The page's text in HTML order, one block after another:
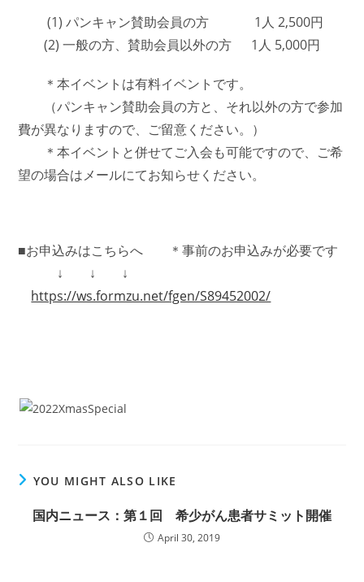
(1)パンキャン賛助会員の方 1人 2,500円
(2)一般の方、賛助会員以外の方 1人 5,000円
＊本イベントは有料イベントです。
（パンキャン賛助会員の方と、それ以外の方で参加
費が異なりますので、ご留意ください。）
＊本イベントと併せてご入会も可能ですので、ご希
望の場合はメールにてお知らせください。
■お申込みはこちらへ ＊事前のお申込みが必要です
↓ ↓ ↓
https://ws.formzu.net/fgen/S89452002/
YOU MIGHT ALSO LIKE
国内ニュース：第１回 希少がん患者サミット開催
April 30, 2019